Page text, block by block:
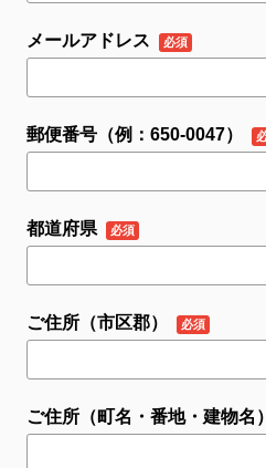
メールアドレス
郵便番号（例：650-0047）
都道府県
ご住所（市区郡）
ご住所（町名・番地・建物名）